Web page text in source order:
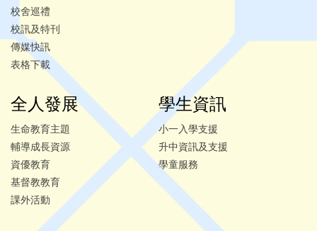
校舍巡禮
校訊及特刊
傳媒快訊
表格下載
全人發展
生命教育主題
輔導成長資源
資優教育
基督教教育
課外活動
學生資訊
小一入學支援
升中資訊及支援
學童服務